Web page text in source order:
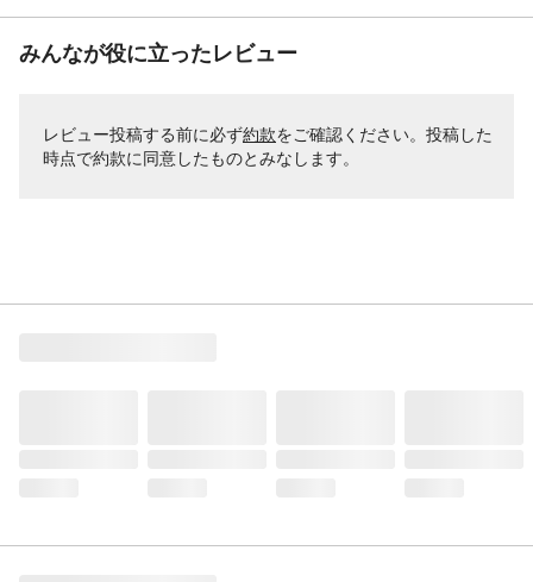
みんなが役に立ったレビュー
レビュー投稿する前に必ず約款をご確認ください。投稿した
時点で約款に同意したものとみなします。